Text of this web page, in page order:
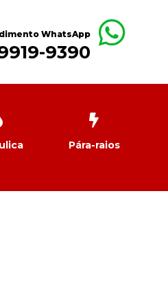
WhatsApp
9390
Pára-raios